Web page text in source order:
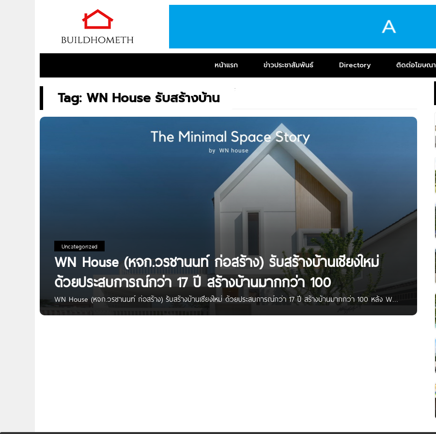
หน้าแรก ข่าวประชาสัมพันธ์ Directory ติดต่อโฆษณา
Tag: WN House รับสร้างบ้าน
Uncategorized
WN House (หจก.วรชานนท์ ก่อสร้าง) รับสร้างบ้านเชียงใหม่
ด้วยประสบการณ์กว่า 17 ปี สร้างบ้านมากกว่า 100
WN House (หจก.วรชานนท์ ก่อสร้าง) รับสร้างบ้านเชียงใหม่ ด้วยประสบการณ์กว่า 17 ปี สร้างบ้านมากกว่า 100 หลัง WN